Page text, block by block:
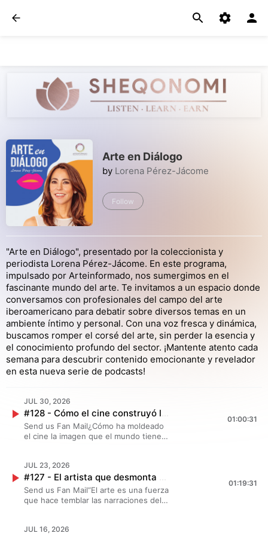
Arte en Diálogo
by Lorena Pérez-Jácome
Follow
"Arte en Diálogo", presentado por la coleccionista y
periodista Lorena Pérez-Jácome. En este programa,
impulsado por Arteinformado, nos sumergimos en el
fascinante mundo del arte. Te invitamos a un espacio donde
conversamos con profesionales del campo del arte
iberoamericano para debatir sobre diversos temas en un
ambiente íntimo y personal. Con una voz fresca y dinámica,
buscamos romper el corsé del arte, sin perder la esencia y
el conocimiento profundo del sector. ¡Mantente atento cada
semana para descubrir contenido emocionante y revelador
en esta nueva serie de podcasts!
JUL 30, 2026
Send us Fan Mail¿Cómo ha moldeado
el cine la imagen que el mundo tiene
instituciones culturales en esa
construcción?En este episodio de Arte
en Diálogo, conversamos con Diana
Cuéllar Ledesma, curadora,
investigadora y docente, sobre la
contemporáneo, historia e identidad
01:00:31
JUL 23, 2026
Send us Fan Mail“El arte es una fuerza
que hace temblar las narraciones del
Sánchez Castillo, uno de los artistas
01:19:31
JUL 16, 2026